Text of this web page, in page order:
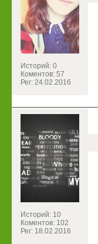
Историй: 0
Коментов: 57
Рег: 24.02.2016
Историй: 10
Коментов: 102
Рег: 18.02.2016